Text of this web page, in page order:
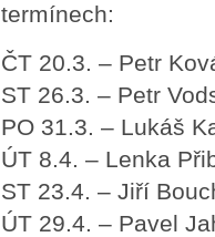
termínech:
ČT 20.3. – Petr
ST 26.3. – Petr
PO 31.3. – Lukáš
ÚT 8.4. – Lenka
ST 23.4. – Jiří
ÚT 29.4. – Pavel